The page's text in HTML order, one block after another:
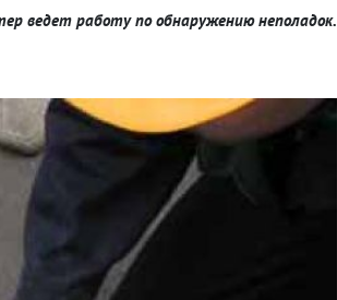
ведет работу по обнаружению неполадок.